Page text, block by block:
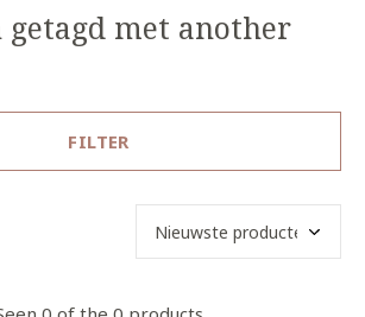
getagd met another
FILTER